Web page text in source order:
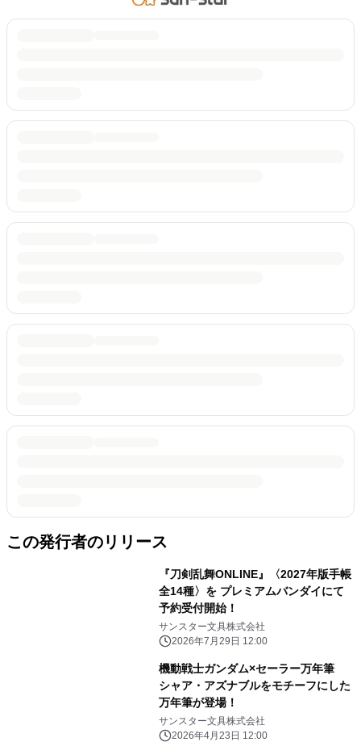
この発行者のリリース
『刀剣乱舞ONLINE』〈2027年版手帳
全14種〉を プレミアムバンダイにて
予約受付開始！
サンスター文具株式会社
2026年7月29日 12:00
機動戦士ガンダム×セーラー万年筆
シャア・アズナブルをモチーフにした
万年筆が登場！
サンスター文具株式会社
2026年4月23日 12:00